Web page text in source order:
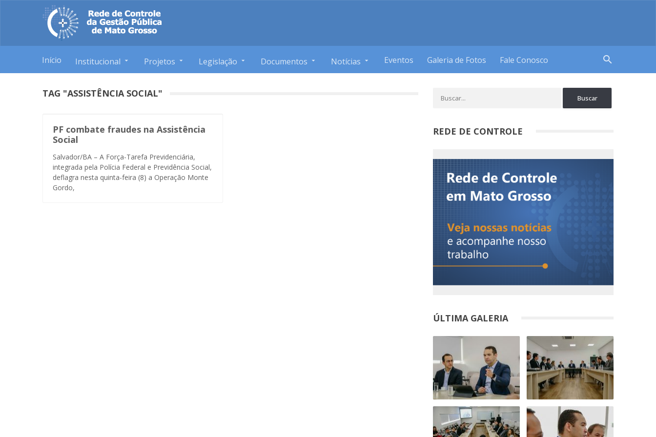
Início Institucional Projetos Legislação Documentos Notícias Eventos Galeria de Fotos Fale Conosco search
TAG "ASSISTÊNCIA SOCIAL"
PF combate fraudes na Assistência
Social
Salvador/BA – A Força-Tarefa Previdenciária,
integrada pela Polícia Federal e Previdência Social,
deflagra nesta quinta-feira (8) a Operação Monte
Gordo,
REDE DE CONTROLE
ÚLTIMA GALERIA